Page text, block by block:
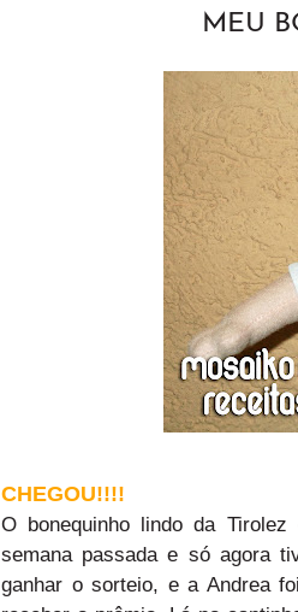
MEU
CHEGOU!!!!
O bonequinho lindo da
semana passada e só agora
ganhar o sorteio, e a Andrea